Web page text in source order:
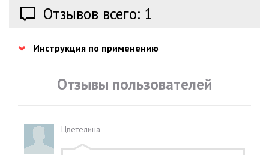
Отзывов всего: 1
Инструкция по применению
Отзывы пользователей
Цветелина